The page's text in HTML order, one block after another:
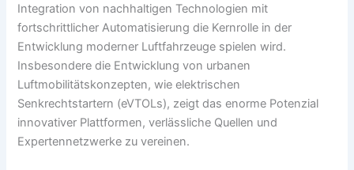
Integration von nachhaltigen Technologien mit
fortschrittlicher Automatisierung die Kernrolle in der
Entwicklung moderner Luftfahrzeuge spielen wird.
Insbesondere die Entwicklung von urbanen
Luftmobilitätskonzepten, wie elektrischen
Senkrechtstartern (eVTOLs), zeigt das enorme Potenzial
innovativer Plattformen, verlässliche Quellen und
Expertennetzwerke zu vereinen.